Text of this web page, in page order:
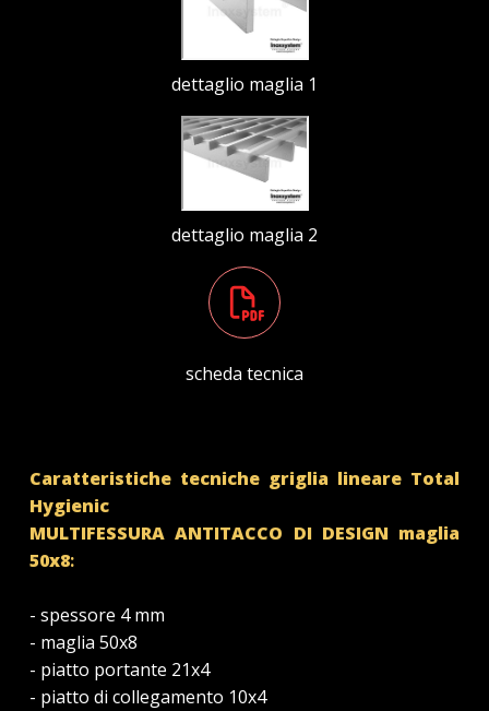
dettaglio maglia 1
dettaglio maglia 2
scheda tecnica
Caratteristiche tecniche griglia lineare Total
Hygienic
MULTIFESSURAANTITACCO DI DESIGN maglia
50x8:
- spessore 4 mm
- maglia 50x8
- piatto portante 21x4
- piatto di collegamento 10x4